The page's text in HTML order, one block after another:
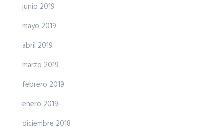
junio 2019
mayo 2019
abril 2019
marzo 2019
febrero 2019
enero 2019
diciembre 2018